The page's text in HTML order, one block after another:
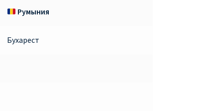
Румыния
Бухарест